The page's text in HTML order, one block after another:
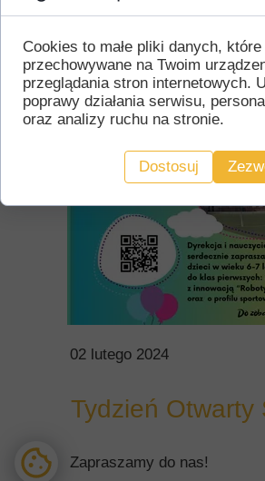
02 lutego 2024
Tydzień Otwarty
Zapraszamy do nas!
Cookies to małe pliki danych,
przechowywane na Twoim
przeglądania stron internetowych.
poprawy działania serwisu,
oraz analizy ruchu na stronie.
Dostosuj